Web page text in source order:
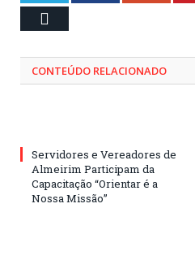
CONTEÚDO RELACIONADO
Servidores e Vereadores de
Almeirim Participam da
Capacitação “Orientar é a
Nossa Missão”